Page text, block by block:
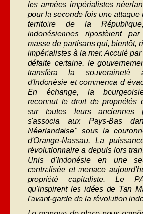
les armées impérialistes
pour la seconde fois une attaque
territoire de la
indonésiennes ripostèrent
masse de partisans qui, bientôt,
impérialistes à la mer. Acculé
défaite certaine, le
transféra la souveraineté
d'Indonésie et commença d
En échange, la
reconnut le droit de propriétés
sur toutes leurs anciennes
s'associa aux Pays-Bas
Néerlandaise" sous la
d'Orange-Nassau. La
révolutionnaire a depuis lors
Unis d'Indonésie en une
centralisée et menace
propriété capitaliste. Le
qu'inspirent les idées de Tan
l'avant-garde de la révolution